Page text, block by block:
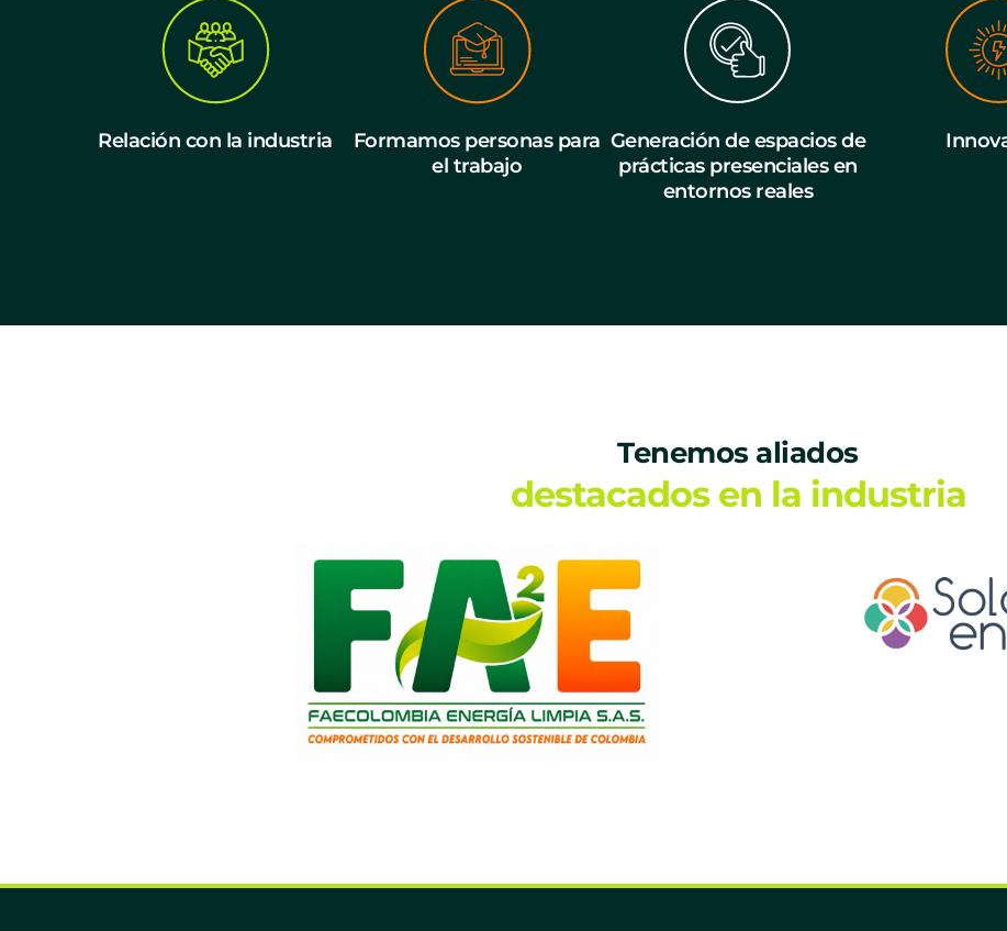
Relación con la industria
Formamos personas para
el trabajo
Generación de espacios de
prácticas presenciales en
entornos reales
Tenemos aliados
destacados en la industria